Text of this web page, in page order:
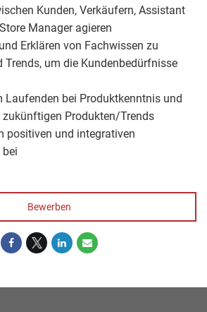
Kunden, Verkäufern, Assistant
Manager agieren
Erklären von Fachwissen zu
Trends, um die Kundenbedürfnisse
Laufenden bei Produktkenntnis und
zukünftigen Produkten/Trends
positiven und integrativen
Bewerben